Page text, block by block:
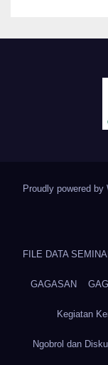
Proudly powered by
FILE DATA
GAGASAN
Kegiatan
Ngobrol dan